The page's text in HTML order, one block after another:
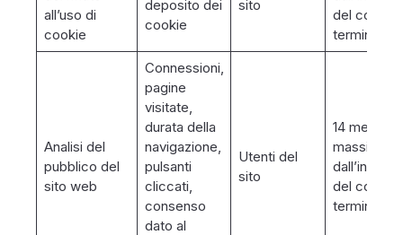
all’uso di
cookie
deposito dei
cookie
sito
del cookie
terminale
Analisi del
pubblico del
sito web
Connessioni,
pagine
visitate,
durata della
navigazione,
pulsanti
cliccati,
consenso
dato al
Utenti del
sito
14 mesi al
massimo
del cookie
terminale